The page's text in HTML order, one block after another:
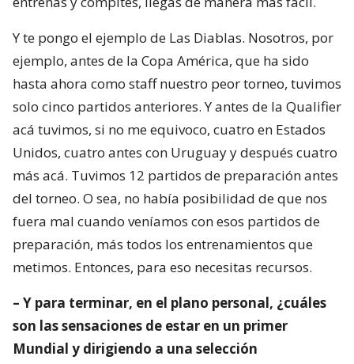
Y te pongo el ejemplo de Las Diablas. Nosotros, por
ejemplo, antes de la Copa América, que ha sido
hasta ahora como staff nuestro peor torneo, tuvimos
solo cinco partidos anteriores. Y antes de la Qualifier
acá tuvimos, si no me equivoco, cuatro en Estados
Unidos, cuatro antes con Uruguay y después cuatro
más acá. Tuvimos 12 partidos de preparación antes
del torneo. O sea, no había posibilidad de que nos
fuera mal cuando veníamos con esos partidos de
preparación, más todos los entrenamientos que
metimos. Entonces, para eso necesitas recursos.
– Y para terminar, en el plano personal, ¿cuáles
son las sensaciones de estar en un primer
Mundial y dirigiendo a una selección